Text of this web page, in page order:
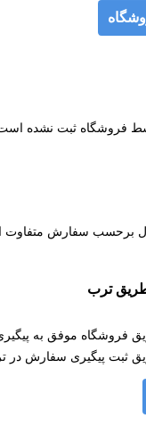
فروشگاه ثبت نشده
برحسب سفارش
ترب
فروشگاه موفق به
ثبت پیگیری سفارش در